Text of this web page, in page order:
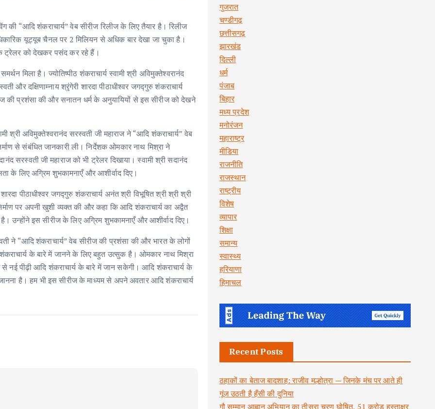
“आदि शंकराचार्य” वेब सीरीज रिलीज के लिए तैयार है। रिलीज
यूट्यूब चैनल पर 2 मिलियन से अधिक बार देखा जा चुका है।
के ट्रेलर को देखकर पसंद कर रहे हैं।
मिला है। ज्योतिष्पीठ शंकराचार्य स्वामी श्री अविमुक्तेश्वरानंद
और दक्षिणाम्नाय श्रृंगेरी शारदा पीठाधीश्वर जगद्गुरु शंकराचार्य
की प्रशंसा की और सनातन धर्म के अनुयायियों से इस सीरीज को देखने
श्री अविमुक्तेश्वरानंद सरस्वती जी महाराज ने “आदि शंकराचार्य” वेब
से संबंधित जानकारी ली। निर्देशक ओमकार नाथ मिश्रा ने
सरस्वती जी महाराज को भी ट्रेलर दिखाया। स्वामी श्री सदानंद
के लिए अग्रिम शुभकामनाएँ और आशीर्वाद दिए।
पीठाधीश्वर जगद्गुरु शंकराचार्य अनंत श्री विभूषित श्री श्री श्री
पर अपनी खुशी व्यक्त की और कहा कि आदि शंकराचार्य का अद्वैत
इस सीरीज के लिए अग्रिम शुभकामनाएँ और आशीर्वाद दिए।
ने “आदि शंकराचार्य” वेब सीरीज की प्रशंसा की और भारत के लोगों
के बारे में जानने के लिए बहुत उत्सुक है। ओमकार नाथ मिश्रा
नई पीढ़ी आदि शंकराचार्य के बारे में जान सकेगी। आदि शंकराचार्य के
है। हम भी इस सीरीज के माध्यम से अपने अवतार आदि शंकराचार्य
गुजरात
चण्डीगढ़
छत्तीसगढ़
झारखंड
दिल्ली
धर्म
पंजाब
बिहार
मध्य प्रदेश
मनोरंजन
महाराष्ट्र
मीडिया
राजनीति
राजस्थान
राष्ट्रीय
विशेष
व्यापार
शिक्षा
समान्य
स्वास्थ्य
हरियाणा
हिमाचल
Recent Posts
ठहाकों का बेताज बादशाह: राजीव मल्होत्रा — जिनके मंच पर आते ही
गूंज उठती है हँसी की दुनिया
गौ सम्मान आह्वान अभियान का तीसरा चरण घोषित, 51 करोड़ हस्ताक्षर